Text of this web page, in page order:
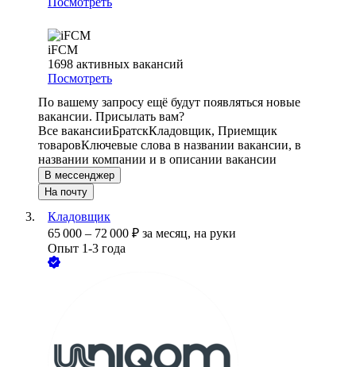
iFCM
1698 активных вакансий
Посмотреть
По вашему запросу ещё будут появляться новые
вакансии. Присылать вам?
Все вакансииБратскКладовщик, Приемщик
товаровКлючевые слова в названии вакансии, в
названии компании и в описании вакансии
В мессенджер
На почту
Кладовщик
65 000 – 72 000 ₽ за месяц, на руки
Опыт 1-3 года